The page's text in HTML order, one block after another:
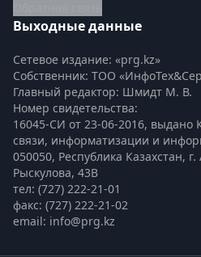
Выходные данные
Сетевое издание: «prg.kz»
Собственник: ТОО
Главный редактор: Шмидт М. В.
Номер свидетельства:
16045-СИ от 23-06-2016, выдано
связи, информатизации и
050050, Республика Казахстан,
Рыскулова, 43В
тел: (727) 222-21-01
факс: (727) 222-21-02
email: info@prg.kz